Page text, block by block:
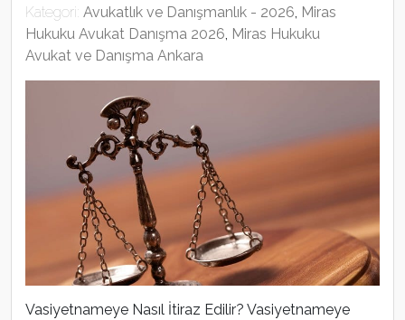
Kategori: Avukatlık ve Danışmanlık - 2026, Miras
Hukuku Avukat Danışma 2026, Miras Hukuku
Avukat ve Danışma Ankara
Vasiyetnameye Nasıl İtiraz Edilir? Vasiyetnameye